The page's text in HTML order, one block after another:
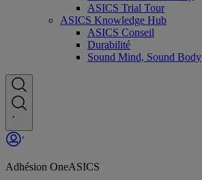
ASICS Trial Tour
ASICS Knowledge Hub
ASICS Conseil
Durabilité
Sound Mind, Sound Body
Adhésion OneASICS